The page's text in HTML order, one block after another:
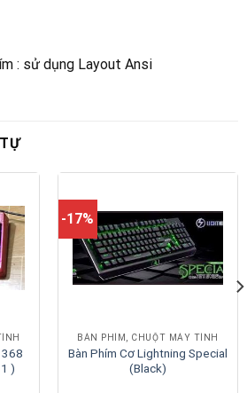
: sử dụng Layout Ansi
)
-17%
BÀN PHÍM, CHUỘT MÁY TÍNH
Bàn Phím Cơ Lightning Special
(Black)